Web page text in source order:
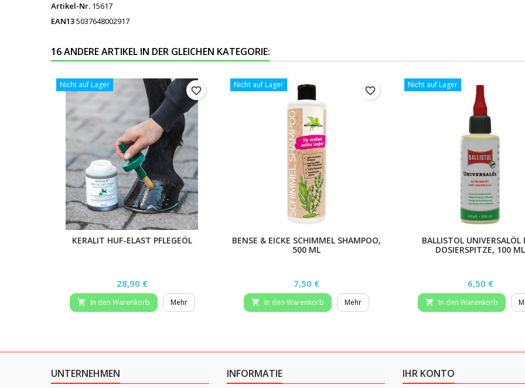
Artikel-Nr. 15617
EAN135037648002917
16 ANDERE ARTIKEL IN DER GLEICHEN KATEGORIE:
Nicht auf Lager
KERALIT HUF-ELAST PFLEGEÖL
Preis
28,90 €
 In den Warenkorb Mehr
favorite_border
Nicht auf Lager
BENSE & EICKE SCHIMMEL SHAMPOO,
500 ML
Preis
7,50 €
 In den Warenkorb Mehr
favorite_border
Nicht auf Lager
BALLISTOL UNIVERSALÖL
DOSIERSPITZE, 100 ML
Preis
6,50 €
 In den Warenkorb
UNTERNEHMEN INFORMATIE IHR KONTO